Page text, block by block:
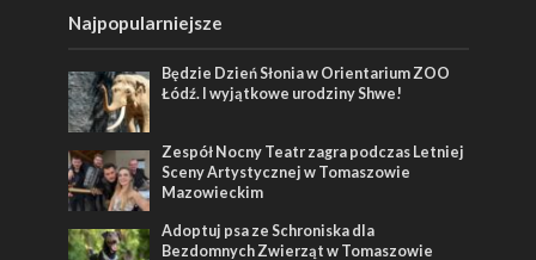
Najpopularniejsze
Będzie Dzień Słonia w Orientarium ZOO
Łódź. I wyjątkowe urodziny Shwe!
Zespół Nocny Teatr zagra podczas Letniej
Sceny Artystycznej w Tomaszowie
Mazowieckim
Adoptuj psa ze Schroniska dla
Bezdomnych Zwierząt w Tomaszowie